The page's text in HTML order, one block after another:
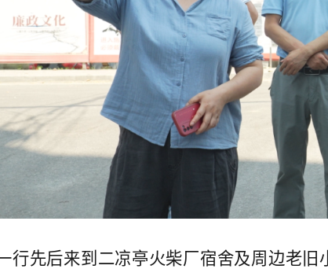
行先后来到二凉亭火柴厂宿舍及周边老